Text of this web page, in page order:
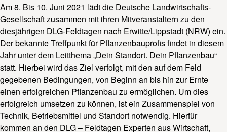
Am 8. Bis 10. Juni 2021 lädt die Deutsche Landwirtschafts-
Gesellschaft zusammen mit ihren Mitveranstaltern zu den
diesjährigen DLG-Feldtagen nach Erwitte/Lippstadt (NRW) ein.
Der bekannte Treffpunkt für Pflanzenbauprofis findet in diesem
Jahr unter dem Leitthema „Dein Standort. Dein Pflanzenbau“
statt. Hierbei wird das Ziel verfolgt, mit den auf dem Feld
gegebenen Bedingungen, von Beginn an bis hin zur Ernte
einen erfolgreichen Pflanzenbau zu ermöglichen. Um dies
erfolgreich umsetzen zu können, ist ein Zusammenspiel von
Technik, Betriebsmittel und Standort notwendig. Hierfür
kommen an den DLG – Feldtagen Experten aus Wirtschaft,